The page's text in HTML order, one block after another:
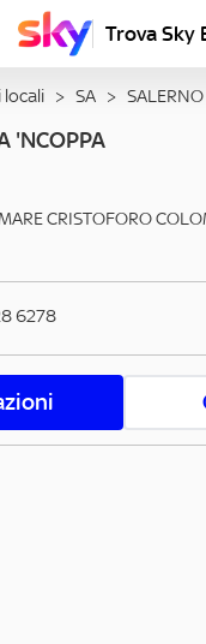
Trova Sky
> SA > SALERNO
'NCOPPA
CRISTOFORO
6278